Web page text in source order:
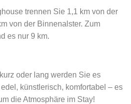
trennen Sie 1,1 km von der
von der Binnenalster. Zum
es nur 9 km.
oder lang werden Sie es
künstlerisch, komfortabel – es
die Atmosphäre im Stay!